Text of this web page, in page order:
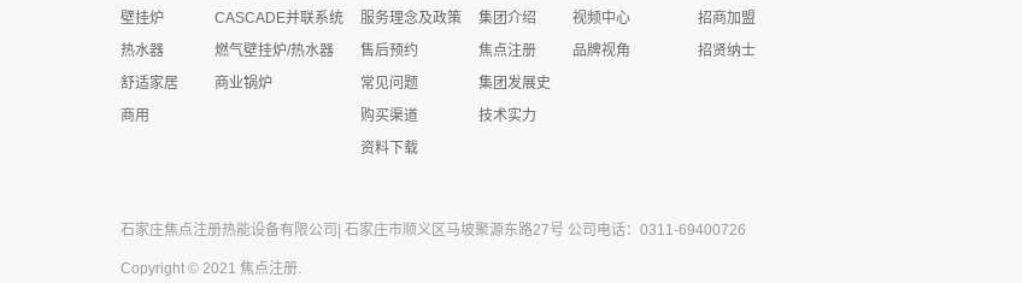
壁挂炉
热水器
舒适家居
商用
CASCADE并联系统
燃气壁挂炉/热水器
商业锅炉
服务理念及政策
售后预约
常见问题
购买渠道
资料下载
集团介绍
焦点注册
集团发展史
技术实力
视频中心
品牌视角
招商加盟
招贤纳士
石家庄焦点注册热能设备有限公司| 石家庄市顺义区马坡聚源东路27号 公司电话：0311-69400726
Copyright © 2021 焦点注册.